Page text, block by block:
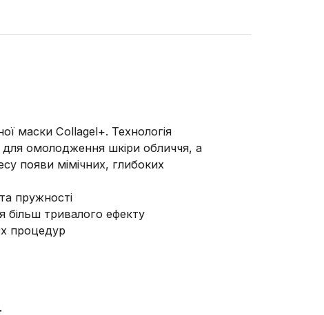
маски Collagel+. Технологія
омолодження шкіри обличчя, а
появи мімічних, глибоких
пружності
більш тривалого ефекту
процедур